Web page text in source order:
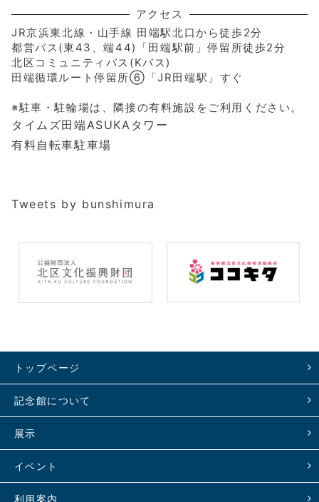
アクセス
JR京浜東北線・山手線 田端駅北口から徒歩2分
都営バス(東43、端44)「田端駅前」停留所徒歩2分
北区コミュニティバス(Kバス)
田端循環ルート停留所⑥「JR田端駅」すぐ
※駐車・駐輪場は、隣接の有料施設をご利用ください。
タイムズ田端ASUKAタワー
有料自転車駐車場
Tweets by bunshimura
トップページ
記念館について
展示
イベント
利用案内